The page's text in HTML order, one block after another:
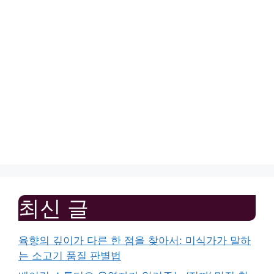
최신 글
육향의 깊이가 다른 한 점을 찾아서: 미식가가 말하
는 소고기 품질 판별법